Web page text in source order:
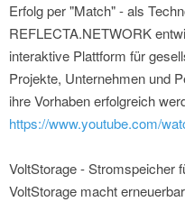
Erfolg per "Match" - als
REFLECTA.NETWORK
interaktive Plattform für
Projekte, Unternehmen und
ihre Vorhaben erfolgreich
https://www.youtube.com/
VoltStorage - Stromspeicher
VoltStorage macht